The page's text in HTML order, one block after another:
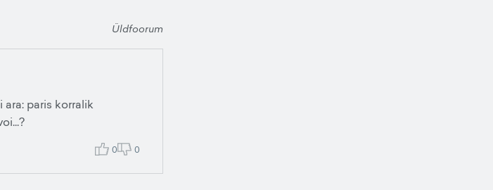
Üldfoorum
paris korralik
0 0